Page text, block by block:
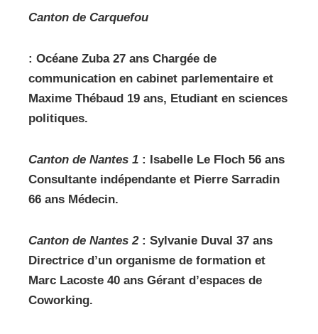
Canton de Carquefou
: Océane Zuba 27 ans Chargée de
communication en cabinet parlementaire et
Maxime Thébaud 19 ans, Etudiant en sciences
politiques.
Canton de Nantes 1 : Isabelle Le Floch 56 ans
Consultante indépendante et Pierre Sarradin
66 ans Médecin.
Canton de Nantes 2: Sylvanie Duval 37 ans
Directrice d’un organisme de formation et
Marc Lacoste 40 ans Gérant d’espaces de
Coworking.